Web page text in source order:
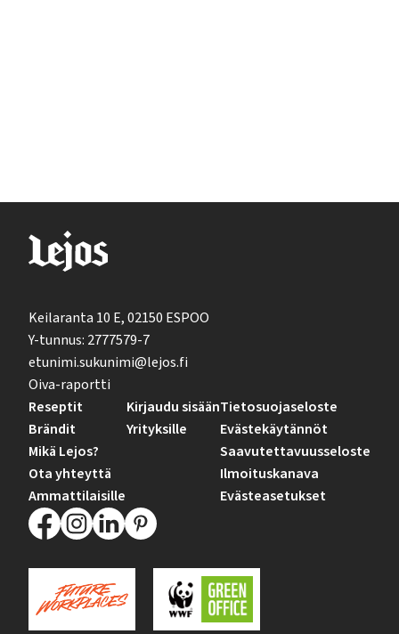
Keilaranta 10 E, 02150 ESPOO
Y-tunnus: 2777579-7
etunimi.sukunimi@lejos.fi
Oiva-raportti
Reseptit
Brändit
Mikä Lejos?
Ota yhteyttä
Ammattilaisille
Kirjaudu sisään
Yrityksille
Tietosuojaseloste
Evästekäytännöt
Saavutettavuusseloste
Ilmoituskanava
Evästeasetukset